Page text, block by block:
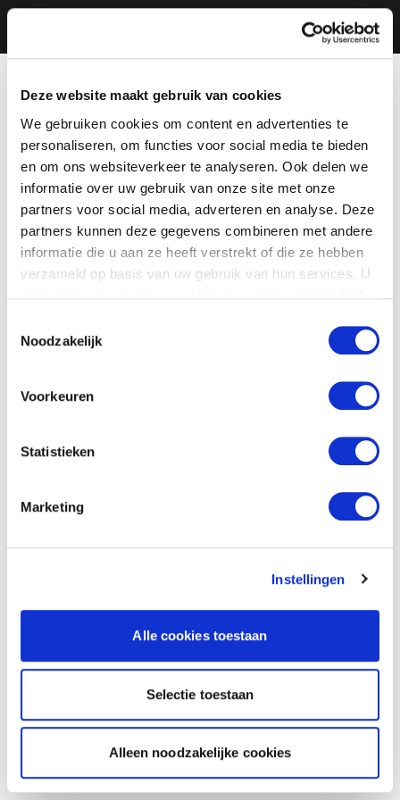
Deze website maakt gebruik van cookies
We gebruiken cookies om content en advertenties te
personaliseren, om functies voor social media te bieden
en om ons websiteverkeer te analyseren. Ook delen we
informatie over uw gebruik van onze site met onze
partners voor social media, adverteren en analyse. Deze
partners kunnen deze gegevens combineren met andere
informatie die u aan ze heeft verstrekt of die ze hebben
verzameld op basis van uw gebruik van hun services. U
Noodzakelijk
Voorkeuren
Statistieken
Marketing
Instellingen
Alle cookies toestaan
Selectie toestaan
Alleen noodzakelijke cookies